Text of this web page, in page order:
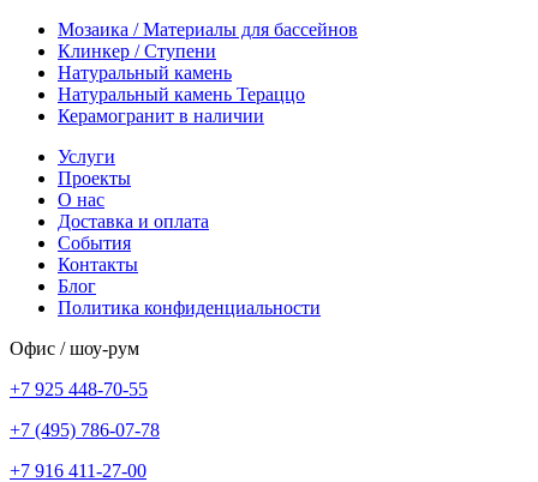
Мозаика / Материалы для бассейнов
Клинкер / Ступени
Натуральный камень
Натуральный камень Тераццо
Керамогранит в наличии
Услуги
Проекты
О нас
Доставка и оплата
События
Контакты
Блог
Политика конфиденциальности
Офис / шоу-рум
+7 925 448-70-55
+7 (495) 786-07-78
+7 916 411-27-00